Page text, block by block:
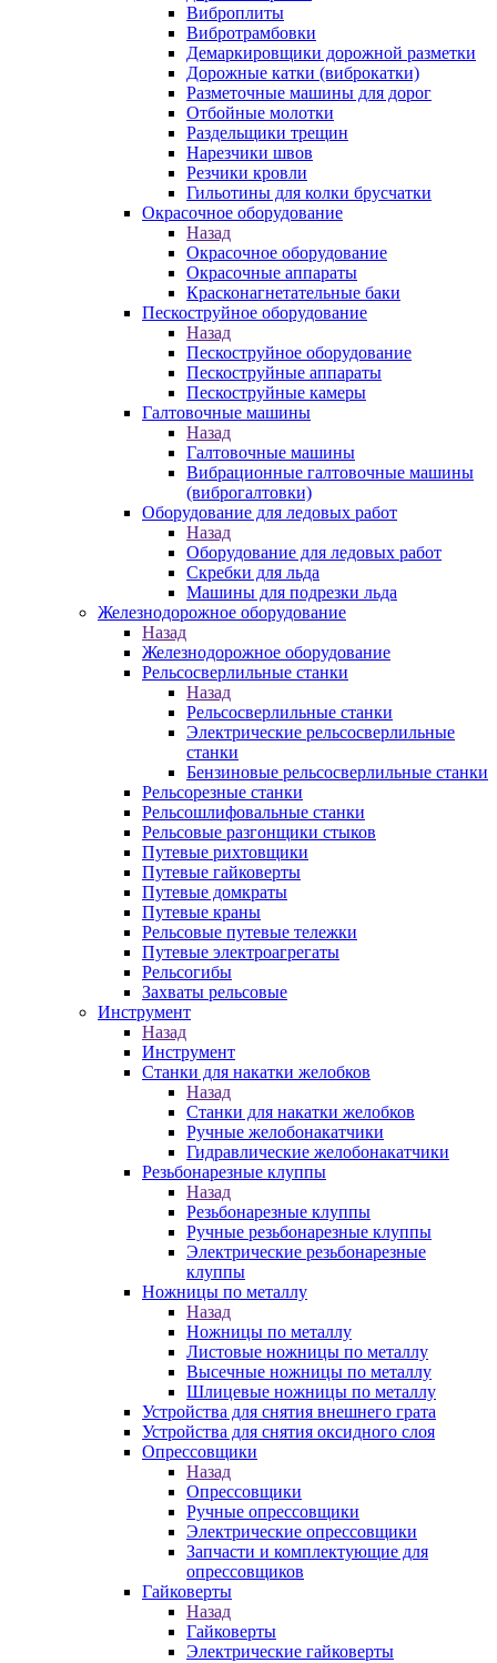
Виброплиты
Вибротрамбовки
Демаркировщики дорожной разметки
Дорожные катки (виброкатки)
Разметочные машины для дорог
Отбойные молотки
Раздельщики трещин
Нарезчики швов
Резчики кровли
Гильотины для колки брусчатки
Окрасочное оборудование
Назад
Окрасочное оборудование
Окрасочные аппараты
Красконагнетательные баки
Пескоструйное оборудование
Назад
Пескоструйное оборудование
Пескоструйные аппараты
Пескоструйные камеры
Галтовочные машины
Назад
Галтовочные машины
Вибрационные галтовочные машины
(виброгалтовки)
Оборудование для ледовых работ
Назад
Оборудование для ледовых работ
Скребки для льда
Машины для подрезки льда
Железнодорожное оборудование
Назад
Железнодорожное оборудование
Рельсосверлильные станки
Назад
Рельсосверлильные станки
Электрические рельсосверлильные
станки
Бензиновые рельсосверлильные станки
Рельсорезные станки
Рельсошлифовальные станки
Рельсовые разгонщики стыков
Путевые рихтовщики
Путевые гайковерты
Путевые домкраты
Путевые краны
Рельсовые путевые тележки
Путевые электроагрегаты
Рельсогибы
Захваты рельсовые
Инструмент
Назад
Инструмент
Станки для накатки желобков
Назад
Станки для накатки желобков
Ручные желобонакатчики
Гидравлические желобонакатчики
Резьбонарезные клуппы
Назад
Резьбонарезные клуппы
Ручные резьбонарезные клуппы
Электрические резьбонарезные
клуппы
Ножницы по металлу
Назад
Ножницы по металлу
Листовые ножницы по металлу
Высечные ножницы по металлу
Шлицевые ножницы по металлу
Устройства для снятия внешнего грата
Устройства для снятия оксидного слоя
Опрессовщики
Назад
Опрессовщики
Ручные опрессовщики
Электрические опрессовщики
Запчасти и комплектующие для
опрессовщиков
Гайковерты
Назад
Гайковерты
Электрические гайковерты